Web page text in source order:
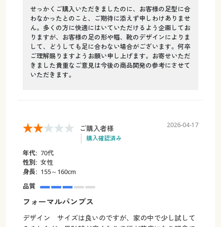
せっかくご購入いただきましたのに、お客様の足型に合
わなかったとのこと、ご期待に添えず申しわけありませ
ん。多くの方に快適にはいていただけるよう企画してお
りますが、お客様の足の形や幅、靴のデザインによりま
して、どうしても足に合わない場合がございます。何卒
ご理解賜りますようお願い申し上げます。お寄せいただ
きました貴重なご意見は今後の商品開発の参考にさせて
いただきます。
ご購入者様
購入確認済み
2026-04-17
年代: 70代
性別: 女性
身長: 155～160cm
品質
フォーマルパンプス
デザイン サイズは良いのですが、家の中で少し試して